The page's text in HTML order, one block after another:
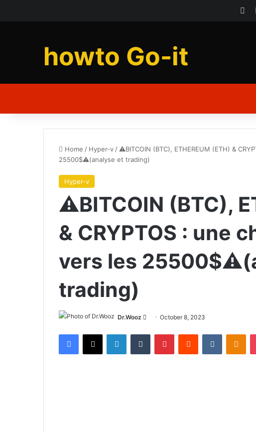
howto Go-it
Home / Hyper-v / ⚠️BITCOIN (BTC), ETHEREUM (ETH) &
25500$⚠️(analyse et trading)
Hyper-v
⚠️BITCOIN (BTC),
& CRYPTOS : une
vers les
trading)
Dr.Wooz
SendOctober 8, 2023
Facebook
X LinkedInTumblr PinterestReddit VKontakte